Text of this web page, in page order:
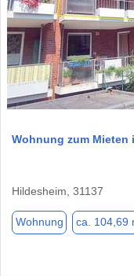
Wohnung zum Mieten
Hildesheim, 31137
Wohnung ca. 104,69